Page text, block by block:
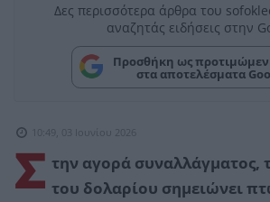
Δες περισσότερα άρθρα του
αναζητάς ειδήσεις στην
Προσθήκη ως
στα αποτελέσματα
10:49, 03 Ιουνίου 2026
Σ την αγορά συναλλάγματος,
του δολαρίου σημειώνει